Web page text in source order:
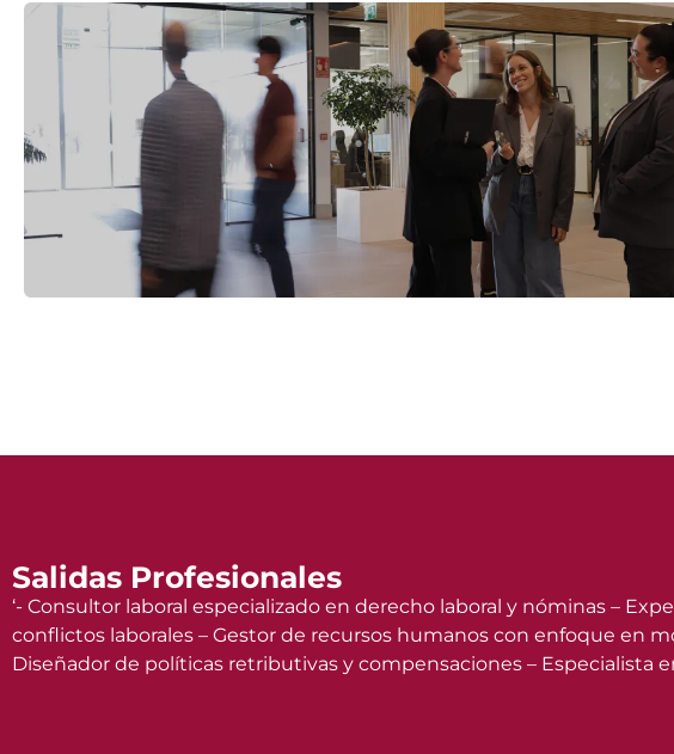
Salidas Profesionales
‘- Consultor laboral especializado en derecho laboral y nóminas –
conflictos laborales – Gestor de recursos humanos con enfoque en
Diseñador de políticas retributivas y compensaciones –